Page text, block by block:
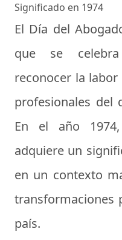
Significado en 1974
El Día del
que se
reconocer la
profesionales del
En el año
adquiere un
en un contexto
transformaciones
país.